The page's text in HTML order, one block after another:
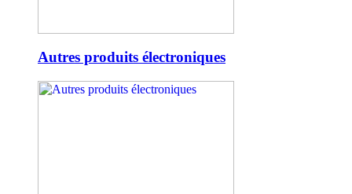
Autres produits électroniques